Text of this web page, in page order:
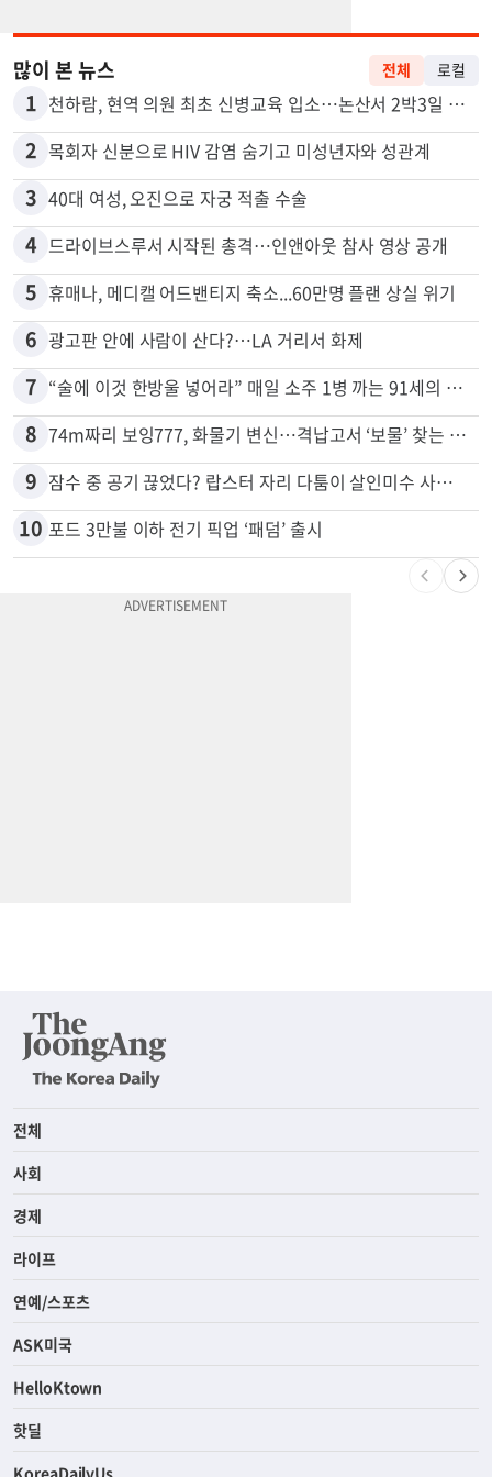
많이 본 뉴스
1
2 목회자 신분으로 HIV 감염 숨기고 미성년자와 성관계
3 40대 여성, 오진으로 자궁 적출 수술
4 드라이브스루서 시작된 총격…인앤아웃 참사 영상 공개
5 휴매나, 메디캘 어드밴티지 축소...60만명 플랜 상실 위기
6 광고판 안에 사람이 산다?…LA 거리서 화제
7 “술에 이것 한방울 넣어라” 매일 소주 1병 까는 91세의 철칙
8 74m짜리 보잉777, 화물기 변신…격납고서 ‘보물’ 찾는 인천공항
9
전체
사회
경제
라이프
연예/스포츠
ASK미국
HelloKtown